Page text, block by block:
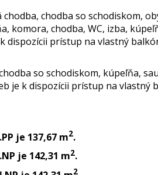
chodba, chodba so schodiskom,
komora, chodba, WC, izba,
dispozícii prístup na vlastný
so schodiskom, kúpeľňa,
je k dispozícii prístup na vlastný
je 137,67 m2.
je 142,31 m2.
2